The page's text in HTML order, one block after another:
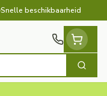
Snelle beschikbaarheid
Zoek